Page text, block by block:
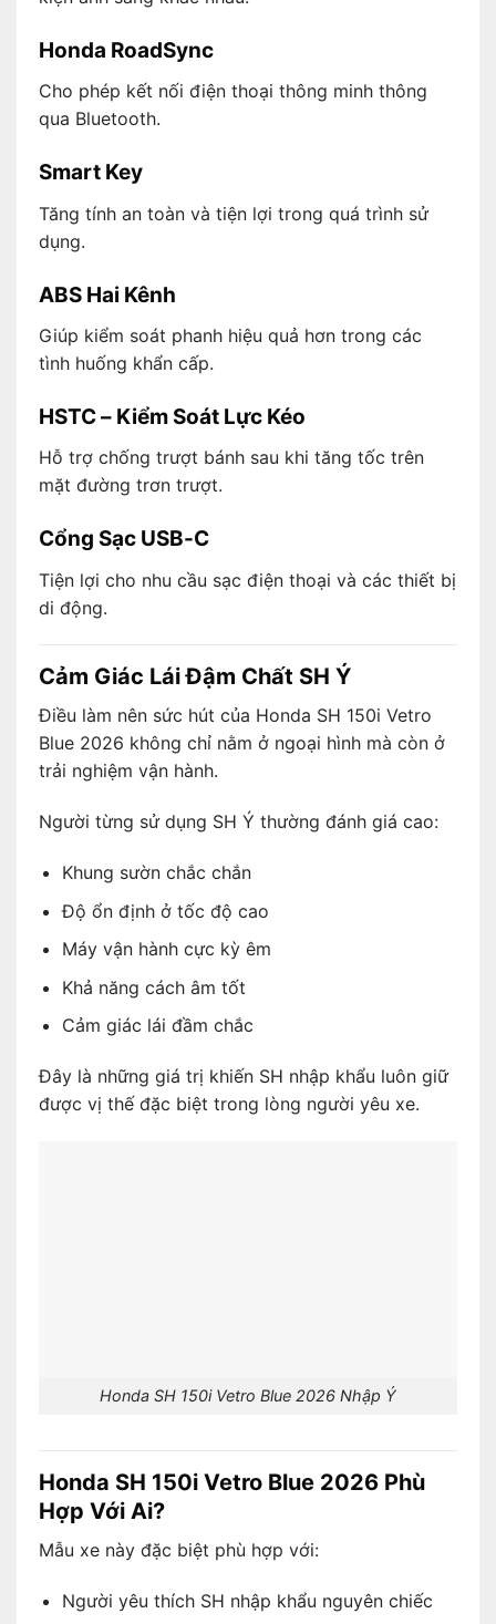
Honda RoadSync
Cho phép kết nối điện thoại thông minh thông
qua Bluetooth.
Smart Key
Tăng tính an toàn và tiện lợi trong quá trình sử
dụng.
ABS Hai Kênh
Giúp kiểm soát phanh hiệu quả hơn trong các
tình huống khẩn cấp.
HSTC – Kiểm Soát Lực Kéo
Hỗ trợ chống trượt bánh sau khi tăng tốc trên
mặt đường trơn trượt.
Cổng Sạc USB-C
Tiện lợi cho nhu cầu sạc điện thoại và các thiết bị
di động.
Cảm Giác Lái Đậm Chất SH Ý
Điều làm nên sức hút của Honda SH 150i Vetro
Blue 2026 không chỉ nằm ở ngoại hình mà còn ở
trải nghiệm vận hành.
Người từng sử dụng SH Ý thường đánh giá cao:
Khung sườn chắc chắn
Độ ổn định ở tốc độ cao
Máy vận hành cực kỳ êm
Khả năng cách âm tốt
Cảm giác lái đầm chắc
Đây là những giá trị khiến SH nhập khẩu luôn giữ
được vị thế đặc biệt trong lòng người yêu xe.
Honda SH 150i Vetro Blue 2026 Nhập Ý
Honda SH 150i Vetro Blue 2026 Phù
Hợp Với Ai?
Mẫu xe này đặc biệt phù hợp với:
Người yêu thích SH nhập khẩu nguyên chiếc